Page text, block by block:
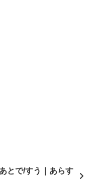
とで/すう｜あらす